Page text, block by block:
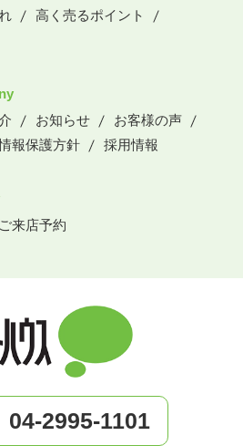
高く売るポイント
お知らせ
お客様の声
報保護方針 採用情報
ご来店予約
04-2995-1101